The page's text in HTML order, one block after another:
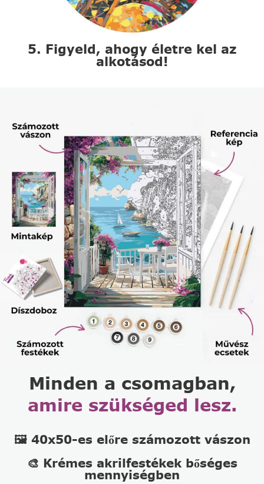
5. Figyeld, ahogy életre kel az
alkotásod!
Minden a csomagban,
amire szükséged lesz.
🖼️ 40x50-es előre számozott vászon
🎨 Krémes akrilfestékek bőséges
mennyiségben